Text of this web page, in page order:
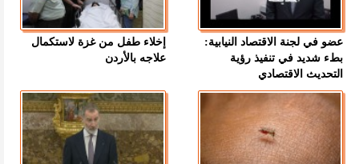
عضو في لجنة الاقتصاد النيابية:
بطء شديد في تنفيذ رؤية
التحديث الاقتصادي
إخلاء طفل من غزة لاستكمال
علاجه بالأردن